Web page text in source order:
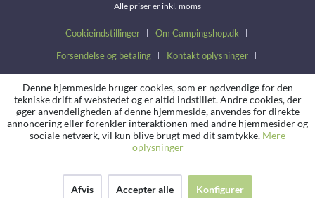
Alle priser er inkl. moms
Cookieindstillinger
Om Campingshop.dk
Forsendelse og betaling
Kontakt oplysninger
Handelsbetingelser
Fortrydelsesret Persondatapolitik
Denne hjemmeside bruger cookies, som er nødvendige for den
tekniske drift af webstedet og er altid indstillet. Andre cookies, der
øger anvendeligheden af denne hjemmeside, anvendes for direkte
annoncering eller forenkler interaktionen med andre hjemmesider og
sociale netværk, vil kun blive brugt med dit samtykke. Mere
oplysninger
Afvis Accepter alle Konfigurer